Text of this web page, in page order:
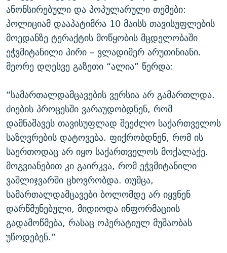
ანონსირებული და პოპულარული თემები:
პოლიციამ დააპატიმრა 10 მაისს თავისუფლების
მოედანზე ტერაქტის მოწყობის მცდელობაში
ეჭვმიტანილი პირი – ვლადიმერ არუთინიანი.
მეორე დღესვე გაზეთი “ალია” წერდა:
“სამართალდამცავების ვერსია არ გამართლდა.
ძიების პროცესში ვარაუდობდნენ, რომ
დამნაშავეს თავისუფლად შეეძლო საქართველოს
საზღვრების დატოვება. ფიქრობდნენ, რომ ის
საერთოდაც არ იყო საქართველოს მოქალაქე.
მოგვიანებით კი გაირკვა, რომ ეჭვმიტანილი
ვაშლიჯვარში ცხოვრობდა. თუმცა,
სამართალდამცავები ბოლომდე არ იყვნენ
დარწმუნებული, მიდიოდა ინფორმაციის
გადამოწმება, რასაც ოპერატიულ მუშაობას
უწოდებენ.”